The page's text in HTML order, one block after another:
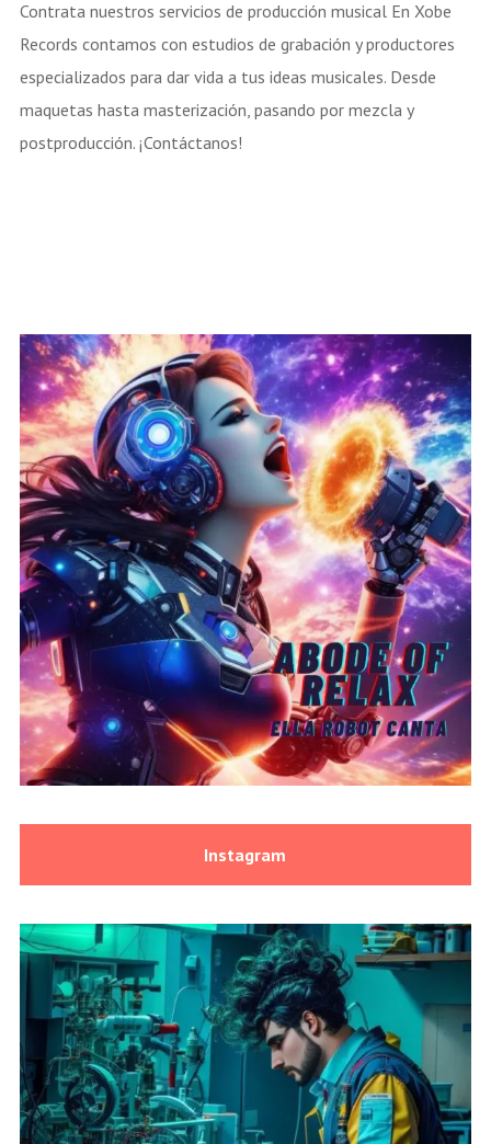
Contrata nuestros servicios de producción musical En Xobe
Records contamos con estudios de grabación y productores
especializados para dar vida a tus ideas musicales. Desde
maquetas hasta masterización, pasando por mezcla y
postproducción. ¡Contáctanos!
Instagram